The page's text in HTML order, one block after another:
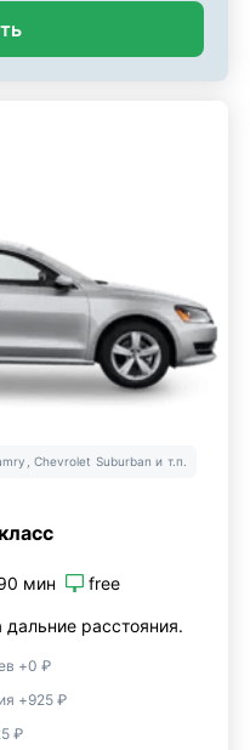
Chevrolet Suburban и т.п.
мин free
расстояния.
+0 ₽
+925 ₽
₽